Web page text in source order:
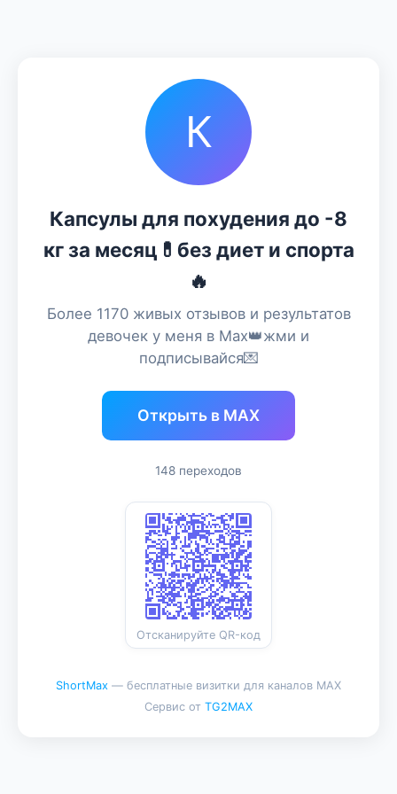
К
Капсулы для похудения до -8
кг за месяц💊без диет и спорта
🔥
Более 1170 живых отзывов и результатов
девочек у меня в Max👑жми и
подписывайся💌
Открыть в MAX
148 переходов
Отсканируйте QR-код
ShortMax — бесплатные визитки для каналов MAX
Сервис от TG2MAX